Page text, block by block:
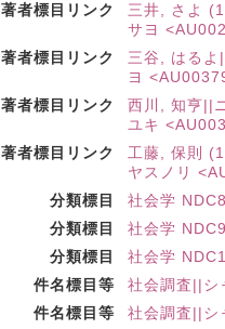
著者標目リンク
三井, さよ
サヨ
著者標目リンク
三谷, はる
ヨ
著者標目リンク
西川, 知亨||
ユキ
著者標目リンク
工藤, 保則
ヤスノリ
分類標目
社会学
分類標目
社会学
分類標目
社会学
件名標目等
社会調査||シ
件名標目等
社会調査||シ